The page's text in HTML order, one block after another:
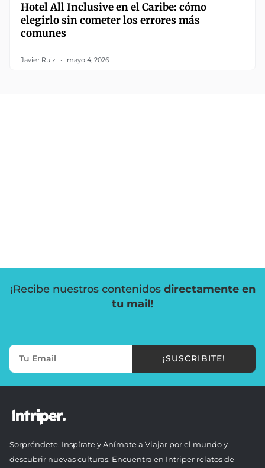
Hotel All Inclusive en el Caribe: cómo
elegirlo sin cometer los errores más
comunes
Javier Ruiz mayo 4, 2026
¡Recibe nuestros contenidos directamente en
tu mail!
¡SUSCRIBITE!
Sorpréndete, Inspírate y Anímate a Viajar por el mundo y
descubrir nuevas culturas. Encuentra en Intriper relatos de